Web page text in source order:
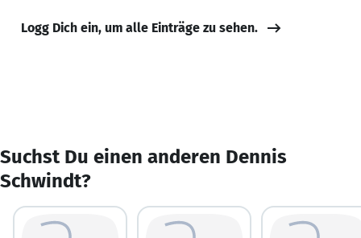
Logg Dich ein, um alle Einträge zu sehen.
Suchst Du einen anderen Dennis
Schwindt?